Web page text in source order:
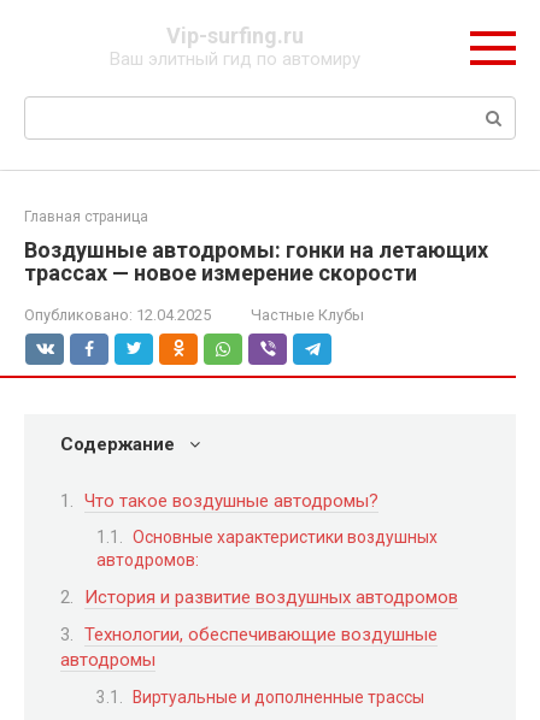
Vip-surfing.ru
Ваш элитный гид по автомиру
Поиск:
Главная страница
Воздушные автодромы: гонки на летающих
трассах — новое измерение скорости
Опубликовано: 12.04.2025 Частные Клубы
Содержание
Что такое воздушные автодромы?
Основные характеристики воздушных
автодромов:
История и развитие воздушных автодромов
Технологии, обеспечивающие воздушные
автодромы
Виртуальные и дополненные трассы